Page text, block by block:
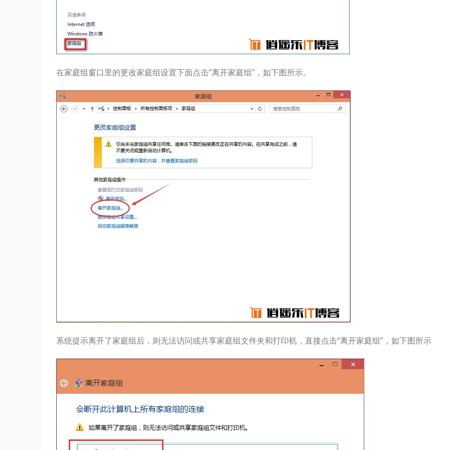
在家庭组窗口里的更改家庭组设置下面点击“离开家庭组”，如下图所示。
系统提示离开了家庭组后，则无法访问或共享家庭组文件夹和打印机，直接点击“离开家庭组”，如下图所示